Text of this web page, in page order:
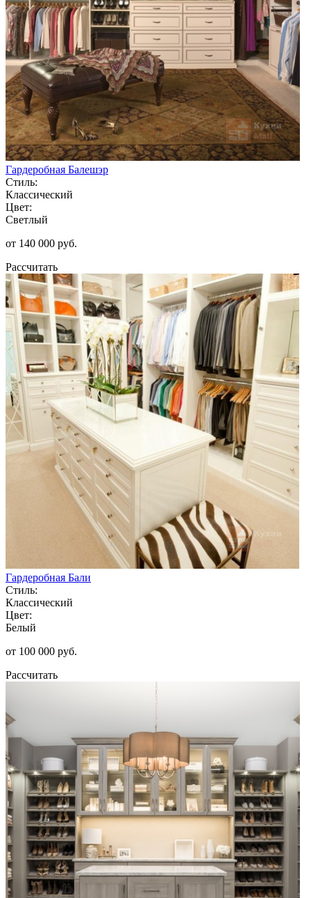
Гардеробная Балешэр
Стиль:
Классический
Цвет:
Светлый
от 140 000 руб.
Рассчитать
Гардеробная Бали
Стиль:
Классический
Цвет:
Белый
от 100 000 руб.
Рассчитать